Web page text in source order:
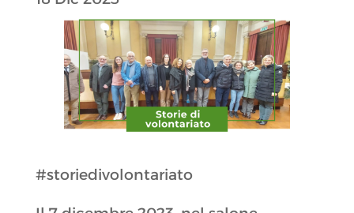
#storiedivolontariato